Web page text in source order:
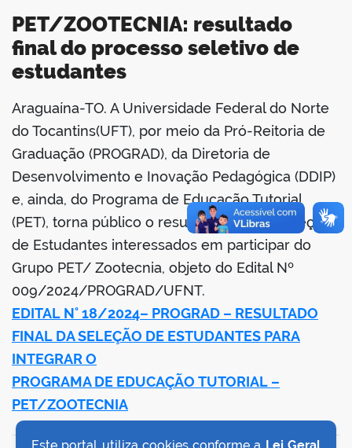
PET/ZOOTECNIA: resultado
final do processo seletivo de
estudantes
Araguaína-TO. A Universidade Federal do Norte
do Tocantins(UFT), por meio da Pró-Reitoria de
Graduação (PROGRAD), da Diretoria de
Desenvolvimento e Inovação Pedagógica (DDIP)
e, ainda, do Programa de Educação Tutorial
(PET), torna público o resultado final da Seleção
de Estudantes interessados em participar do
Grupo PET/ Zootecnia, objeto do Edital Nº
009/2024/PROGRAD/UFNT.
EDITAL N° 18/2024– PROGRAD – RESULTADO
FINAL DA SELEÇÃO DE ESTUDANTES PARA
INTEGRAR O
PROGRAMA DE EDUCAÇÃO TUTORIAL –
PET/ZOOTECNIA